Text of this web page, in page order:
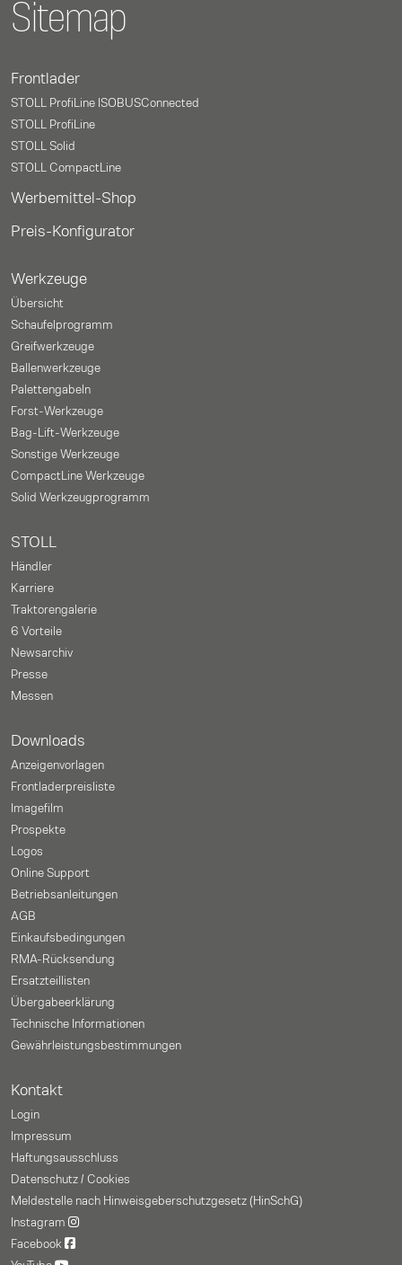
Sitemap
Frontlader
STOLL ProfiLine ISOBUSConnected
STOLL ProfiLine
STOLL Solid
STOLL CompactLine
Werbemittel-Shop
Preis-Konfigurator
Werkzeuge
Übersicht
Schaufelprogramm
Greifwerkzeuge
Ballenwerkzeuge
Palettengabeln
Forst-Werkzeuge
Bag-Lift-Werkzeuge
Sonstige Werkzeuge
CompactLine Werkzeuge
Solid Werkzeugprogramm
STOLL
Händler
Karriere
Traktorengalerie
6 Vorteile
Newsarchiv
Presse
Messen
Downloads
Anzeigenvorlagen
Frontladerpreisliste
Imagefilm
Prospekte
Logos
Online Support
Betriebsanleitungen
AGB
Einkaufsbedingungen
RMA-Rücksendung
Ersatzteillisten
Übergabeerklärung
Technische Informationen
Gewährleistungs­bestimmungen
Kontakt
Login
Impressum
Haftungsausschluss
Datenschutz / Cookies
Meldestelle nach Hinweisgeberschutzgesetz (HinSchG)
Instagram
Facebook